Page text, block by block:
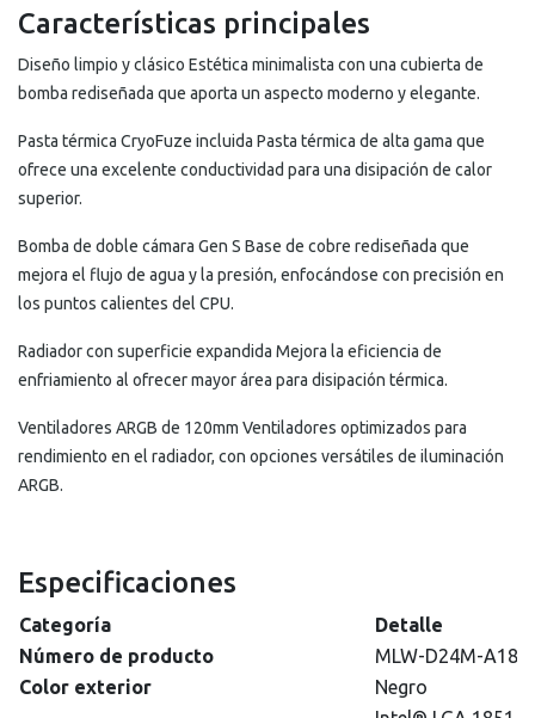
Características principales
Diseño limpio y clásico Estética minimalista con una cubierta de
bomba rediseñada que aporta un aspecto moderno y elegante.
Pasta térmica CryoFuze incluida Pasta térmica de alta gama que
ofrece una excelente conductividad para una disipación de calor
superior.
Bomba de doble cámara Gen S Base de cobre rediseñada que
mejora el flujo de agua y la presión, enfocándose con precisión en
los puntos calientes del CPU.
Radiador con superficie expandida Mejora la eficiencia de
enfriamiento al ofrecer mayor área para disipación térmica.
Ventiladores ARGB de 120mm Ventiladores optimizados para
rendimiento en el radiador, con opciones versátiles de iluminación
ARGB.
Especificaciones
Categoría
Detalle
Número de producto
MLW-D24M-
Color exterior
Negro